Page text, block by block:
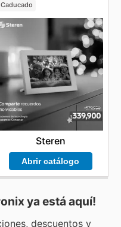
Caducado
Steren
Abrir catálogo
ya está aquí!
descuentos y